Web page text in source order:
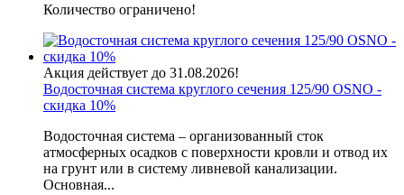
Количество ограничено!
Акция действует до 31.08.2026!
Водосточная система круглого сечения 125/90 OSNO -
скидка 10%
Водосточная система – организованный сток
атмосферных осадков с поверхности кровли и отвод их
на грунт или в систему ливневой канализации.
Основная...